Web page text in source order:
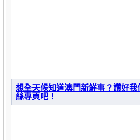
想全天候知道澳門新鮮事？讚好我
絲專頁吧！